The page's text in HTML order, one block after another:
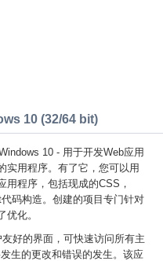
10 (32/64 bit)
10 - 用于开发Web应用
实用程序。有了它，您可以用
用程序，包括现成的CSS，
码构造。创建的项目专门针对
优化。
好的界面，可快速访问所有主
生的更改和错误的发生。该应